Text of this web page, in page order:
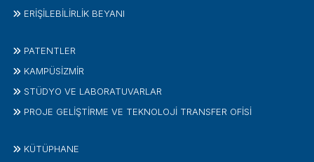
ERİŞİLEBİLİRLİK BEYANI
PATENTLER
KAMPÜSİZMIR
STÜDYO VE LABORATUVARLAR
PROJE GELIŞTIRME VE TEKNOLOJI TRANSFER OFISI
KÜTÜPHANE